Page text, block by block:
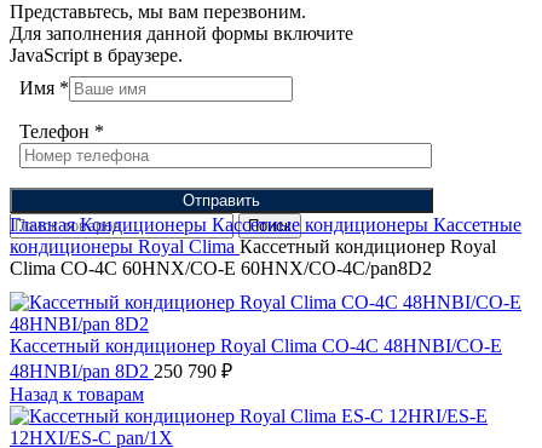
Представьтесь, мы вам перезвоним.
Для заполнения данной формы включите
JavaScript в браузере.
Имя *
Телефон *
Отправить
Поиск
ГлавнаяКондиционеры Кассетные кондиционеры Кассетные
кондиционеры Royal Clima Кассетный кондиционер Royal
Clima CO-4C 60HNX/CO-E 60HNX/CO-4C/pan8D2
Кассетный кондиционер Royal Clima CO-4C 48HNBI/CO-E
48HNBI/pan 8D2 250 790 ₽
Назад к товарам